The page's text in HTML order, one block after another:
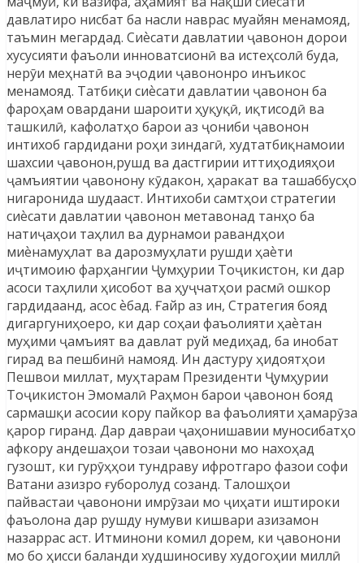
давлатиро нисбат ба насли наврас муайян менамояд,
таъмин мегардад. Сиѐсати давлатии ҷавонон дорои
хусусияти фаъоли инноватсионӣ ва истеҳсолӣ буда,
нерӯи меҳнатӣ ва эҷодии ҷавононро инъикос
менамояд. Татбиқи сиѐсати давлатии ҷавонон ба
фароҳам овардани шароити ҳуқуқӣ, иқтисодӣ ва
ташкилӣ, кафолатҳо барои аз ҷониби ҷавонон
интихоб гардидани роҳи зиндагӣ, худтатбиқнамоии
шахсии ҷавонон,рушд ва дастгирии иттиҳодияҳои
ҷамъиятии ҷавонону кӯдакон, ҳаракат ва ташаббусҳо
нигаронида шудааст. Интихоби самтҳои стратегии
сиѐсати давлатии ҷавонон метавонад танҳо ба
натиҷаҳои таҳлил ва дурнамои равандҳои
миѐнамуҳлат ва дарозмуҳлати рушди ҳаѐти
иҷтимоию фарҳангии Ҷумҳурии Тоҷикистон, ки дар
асоси таҳлили ҳисобот ва ҳуҷчатҳои расмӣ ошкор
гардидаанд, асос ѐбад. Ғайр аз ин, Стратегия бояд
дигаргуниҳоеро, ки дар соҳаи фаъолияти ҳаѐтан
муҳими ҷамъият ва давлат руй медиҳад, ба инобат
гирад ва пешбинӣ намояд. Ин дастуру ҳидоятҳои
Пешвои миллат, муҳтарам Президенти Ҷумҳурии
Тоҷикистон Эмомалӣ Раҳмон барои ҷавонон бояд
сармашқи асосии кору пайкор ва фаъолияти ҳамарӯза
қарор гиранд. Дар давраи ҷаҳонишавии муносибатҳо
афкору андешаҳои тозаи ҷавонони мо нахоҳад
гузошт, ки гурӯҳҳои тундраву ифротгаро фазои софи
Ватани азизро ғуборолуд созанд. Талошҳои
пайвастаи ҷавонони имрӯзаи мо ҷиҳати иштироки
фаъолона дар рушду нумуви кишвари азизамон
назаррас аст. Итминони комил дорем, ки ҷавонони
мо бо ҳисси баланди худшиносиву худогоҳии миллӣ